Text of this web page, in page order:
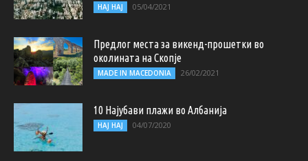
НАЈ НАЈ 05/04/2021
Предлог места за викенд-прошетки во
околината на Скопје
MADE IN MACEDONIA 26/02/2021
10 Најубави плажи во Албанија
НАЈ НАЈ 04/07/2020